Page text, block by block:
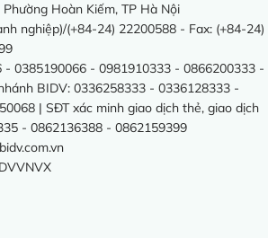
Hoàn Kiếm, TP Hà Nội
nghiệp)/(+84-24) 22200588 - Fax: (+84-24)
- 0385190066 - 0981910333 - 0866200333 -
BIDV: 0336258333 - 0336128333 -
| SĐT xác minh giao dịch thẻ, giao dịch
- 0862136388 - 0862159399